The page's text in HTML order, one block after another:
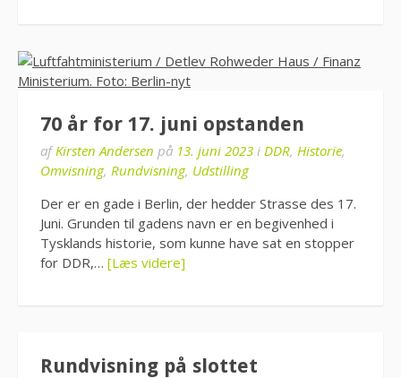
70 år for 17. juni opstanden
afKirsten Andersen på 13. juni 2023 i DDR, Historie,
Omvisning, Rundvisning, Udstilling
Der er en gade i Berlin, der hedder Strasse des 17.
Juni. Grunden til gadens navn er en begivenhed i
Tysklands historie, som kunne have sat en stopper
for DDR,… [Læs videre]
Rundvisning på slottet